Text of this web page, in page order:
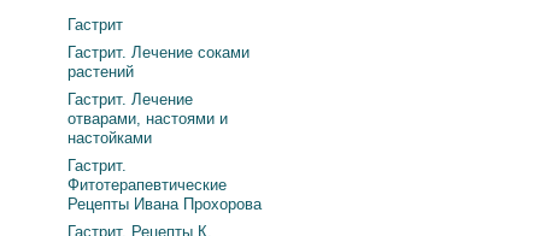
Гастрит
Гастрит. Лечение соками
растений
Гастрит. Лечение
отварами, настоями и
настойками
Гастрит.
Фитотерапевтические
Рецепты Ивана Прохорова
Гастрит. Рецепты К.